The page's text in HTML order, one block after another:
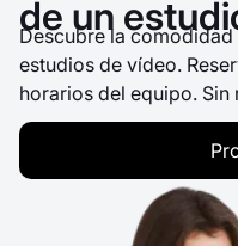
de un
Descubre la
estudios de vídeo.
horarios del equipo. Sin